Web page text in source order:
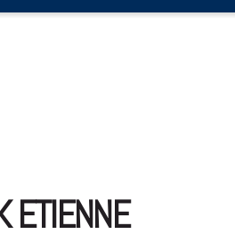
ETIENNE